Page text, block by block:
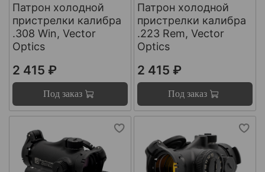
Патрон холодной
пристрелки калибра
.308 Win, Vector
Optics
2 415 ₽
Под заказ
Патрон холодной
пристрелки калибра
.223 Rem, Vector
Optics
2 415 ₽
Под заказ